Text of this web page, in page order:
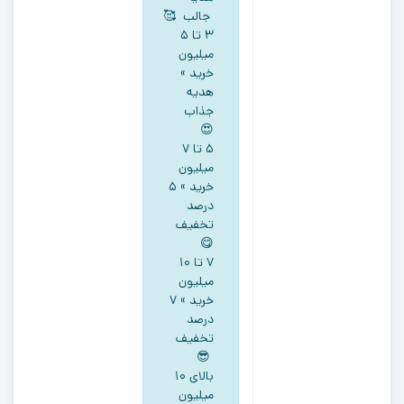
جالب 🥰
۳ تا ۵
میلیون
خرید »
هدیه
جذاب
😍
5 تا ۷
میلیون
خرید » ۵
درصد
تخفیف
😋
۷ تا ۱۰
میلیون
خرید » ۷
درصد
تخفیف
😎
بالای ۱۰
میلیون